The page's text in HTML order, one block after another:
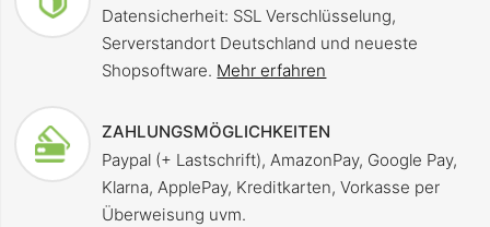
Datensicherheit: SSL Verschlüsselung,
Serverstandort Deutschland und neueste
Shopsoftware. Mehr erfahren
ZAHLUNGSMÖGLICHKEITEN
Paypal (+ Lastschrift), AmazonPay, Google Pay,
Klarna, ApplePay, Kreditkarten, Vorkasse per
Überweisung uvm.